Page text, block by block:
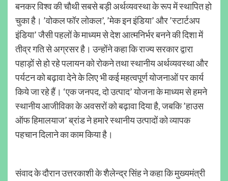
बनकर विश्व की चौथी सबसे बड़ी अर्थव्यवस्था के रूप में स्थापित हो
चुका है। ’वोकल फॉर लोकल’, ’मेक इन इंडिया’ और ’स्टार्टअप
इंडिया’ जैसी पहलों के माध्यम से देश आत्मनिर्भर बनने की दिशा में
तीव्र गति से अग्रसर है। उन्होंने कहा कि राज्य सरकार द्वारा
पहाड़ों से हो रहे पलायन को रोकने तथा स्थानीय अर्थव्यवस्था और
पर्यटन को बढ़ावा देने के लिए भी कई महत्वपूर्ण योजनाओं पर कार्य
किये जा रहे हैं। ‘एक जनपद, दो उत्पाद’ योजना के माध्यम से हमने
स्थानीय आजीविका के अवसरों को बढ़ावा दिया है, जबकि ’हाउस
ऑफ हिमालयाज’ ब्रांड ने हमारे स्थानीय उत्पादों को व्यापक
पहचान दिलाने का काम किया है।
संवाद के दौरान उत्तरकाशी के शैलेन्द्र सिंह ने कहा कि मुख्यमंत्री